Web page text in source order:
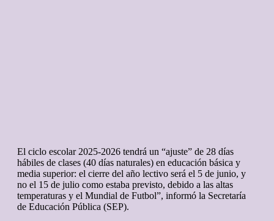
El ciclo escolar 2025-2026 tendrá un “ajuste” de 28 días
hábiles de clases (40 días naturales) en educación básica y
media superior: el cierre del año lectivo será el 5 de junio, y
no el 15 de julio como estaba previsto, debido a las altas
temperaturas y el Mundial de Futbol”, informó la Secretaría
de Educación Pública (SEP).